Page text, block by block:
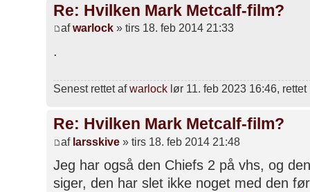
Re: Hvilken Mark Metcalf-film?
afwarlock » tirs 18. feb 2014 21:33
.
Senest rettet afwarlock lør 11. feb 2023 16:46,
Re: Hvilken Mark Metcalf-film?
af larsskive » tirs 18. feb 2014 21:48
Jeg har også den Chiefs 2 på vhs, og
siger, den har slet ikke noget med den